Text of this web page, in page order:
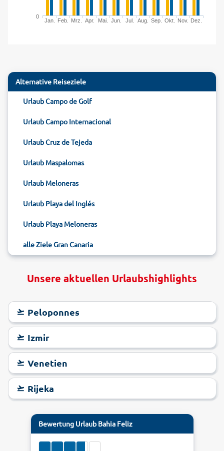
Jan. Feb. Mrz. Apr. Mai. Jun. Jul. Aug. Sep. Okt. Nov. Dez.
0
Alternative Reiseziele
Urlaub Campo de Golf
Urlaub Campo Internacional
Urlaub Cruz de Tejeda
Urlaub Maspalomas
Urlaub Meloneras
Urlaub Playa del Inglés
Urlaub Playa Meloneras
alle Ziele Gran Canaria
Unsere aktuellen Urlaubshighlights
Peloponnes
Izmir
Venetien
Rijeka
Bewertung Urlaub Bahia Feliz